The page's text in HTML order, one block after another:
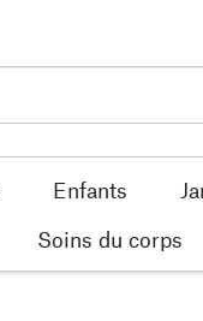
Enfants
Soins du corps